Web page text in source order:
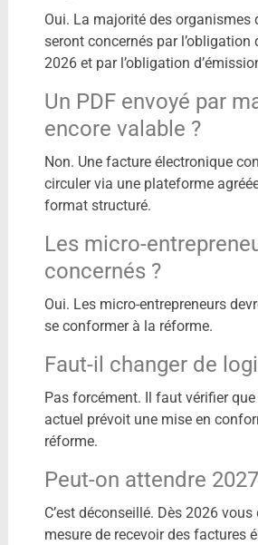
Oui. La majorité des organismes
seront concernés par l’obligation
2026 et par l’obligation
Un PDF envoyé par
encore valable ?
Non. Une facture électronique
circuler via une plateforme
format structuré.
Les micro-
concernés ?
Oui. Les micro-entrepreneurs
se conformer à la réforme.
Faut-il changer de
Pas forcément. Il faut vérifier
actuel prévoit une mise en
réforme.
Peut-on attendre
C’est déconseillé. Dès 2026 vous
mesure de recevoir des factures